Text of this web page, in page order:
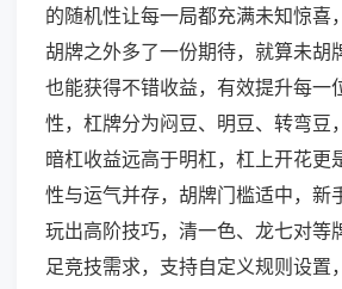
的随机性让每一局都充满未知惊喜
胡牌之外多了一份期待，就算未胡
也能获得不错收益，有效提升每一
性，杠牌分为闷豆、明豆、转弯豆
暗杠收益远高于明杠，杠上开花更
性与运气并存，胡牌门槛适中，新
玩出高阶技巧，清一色、龙七对等
足竞技需求，支持自定义规则设置